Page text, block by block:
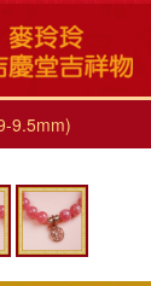
9.5mm)